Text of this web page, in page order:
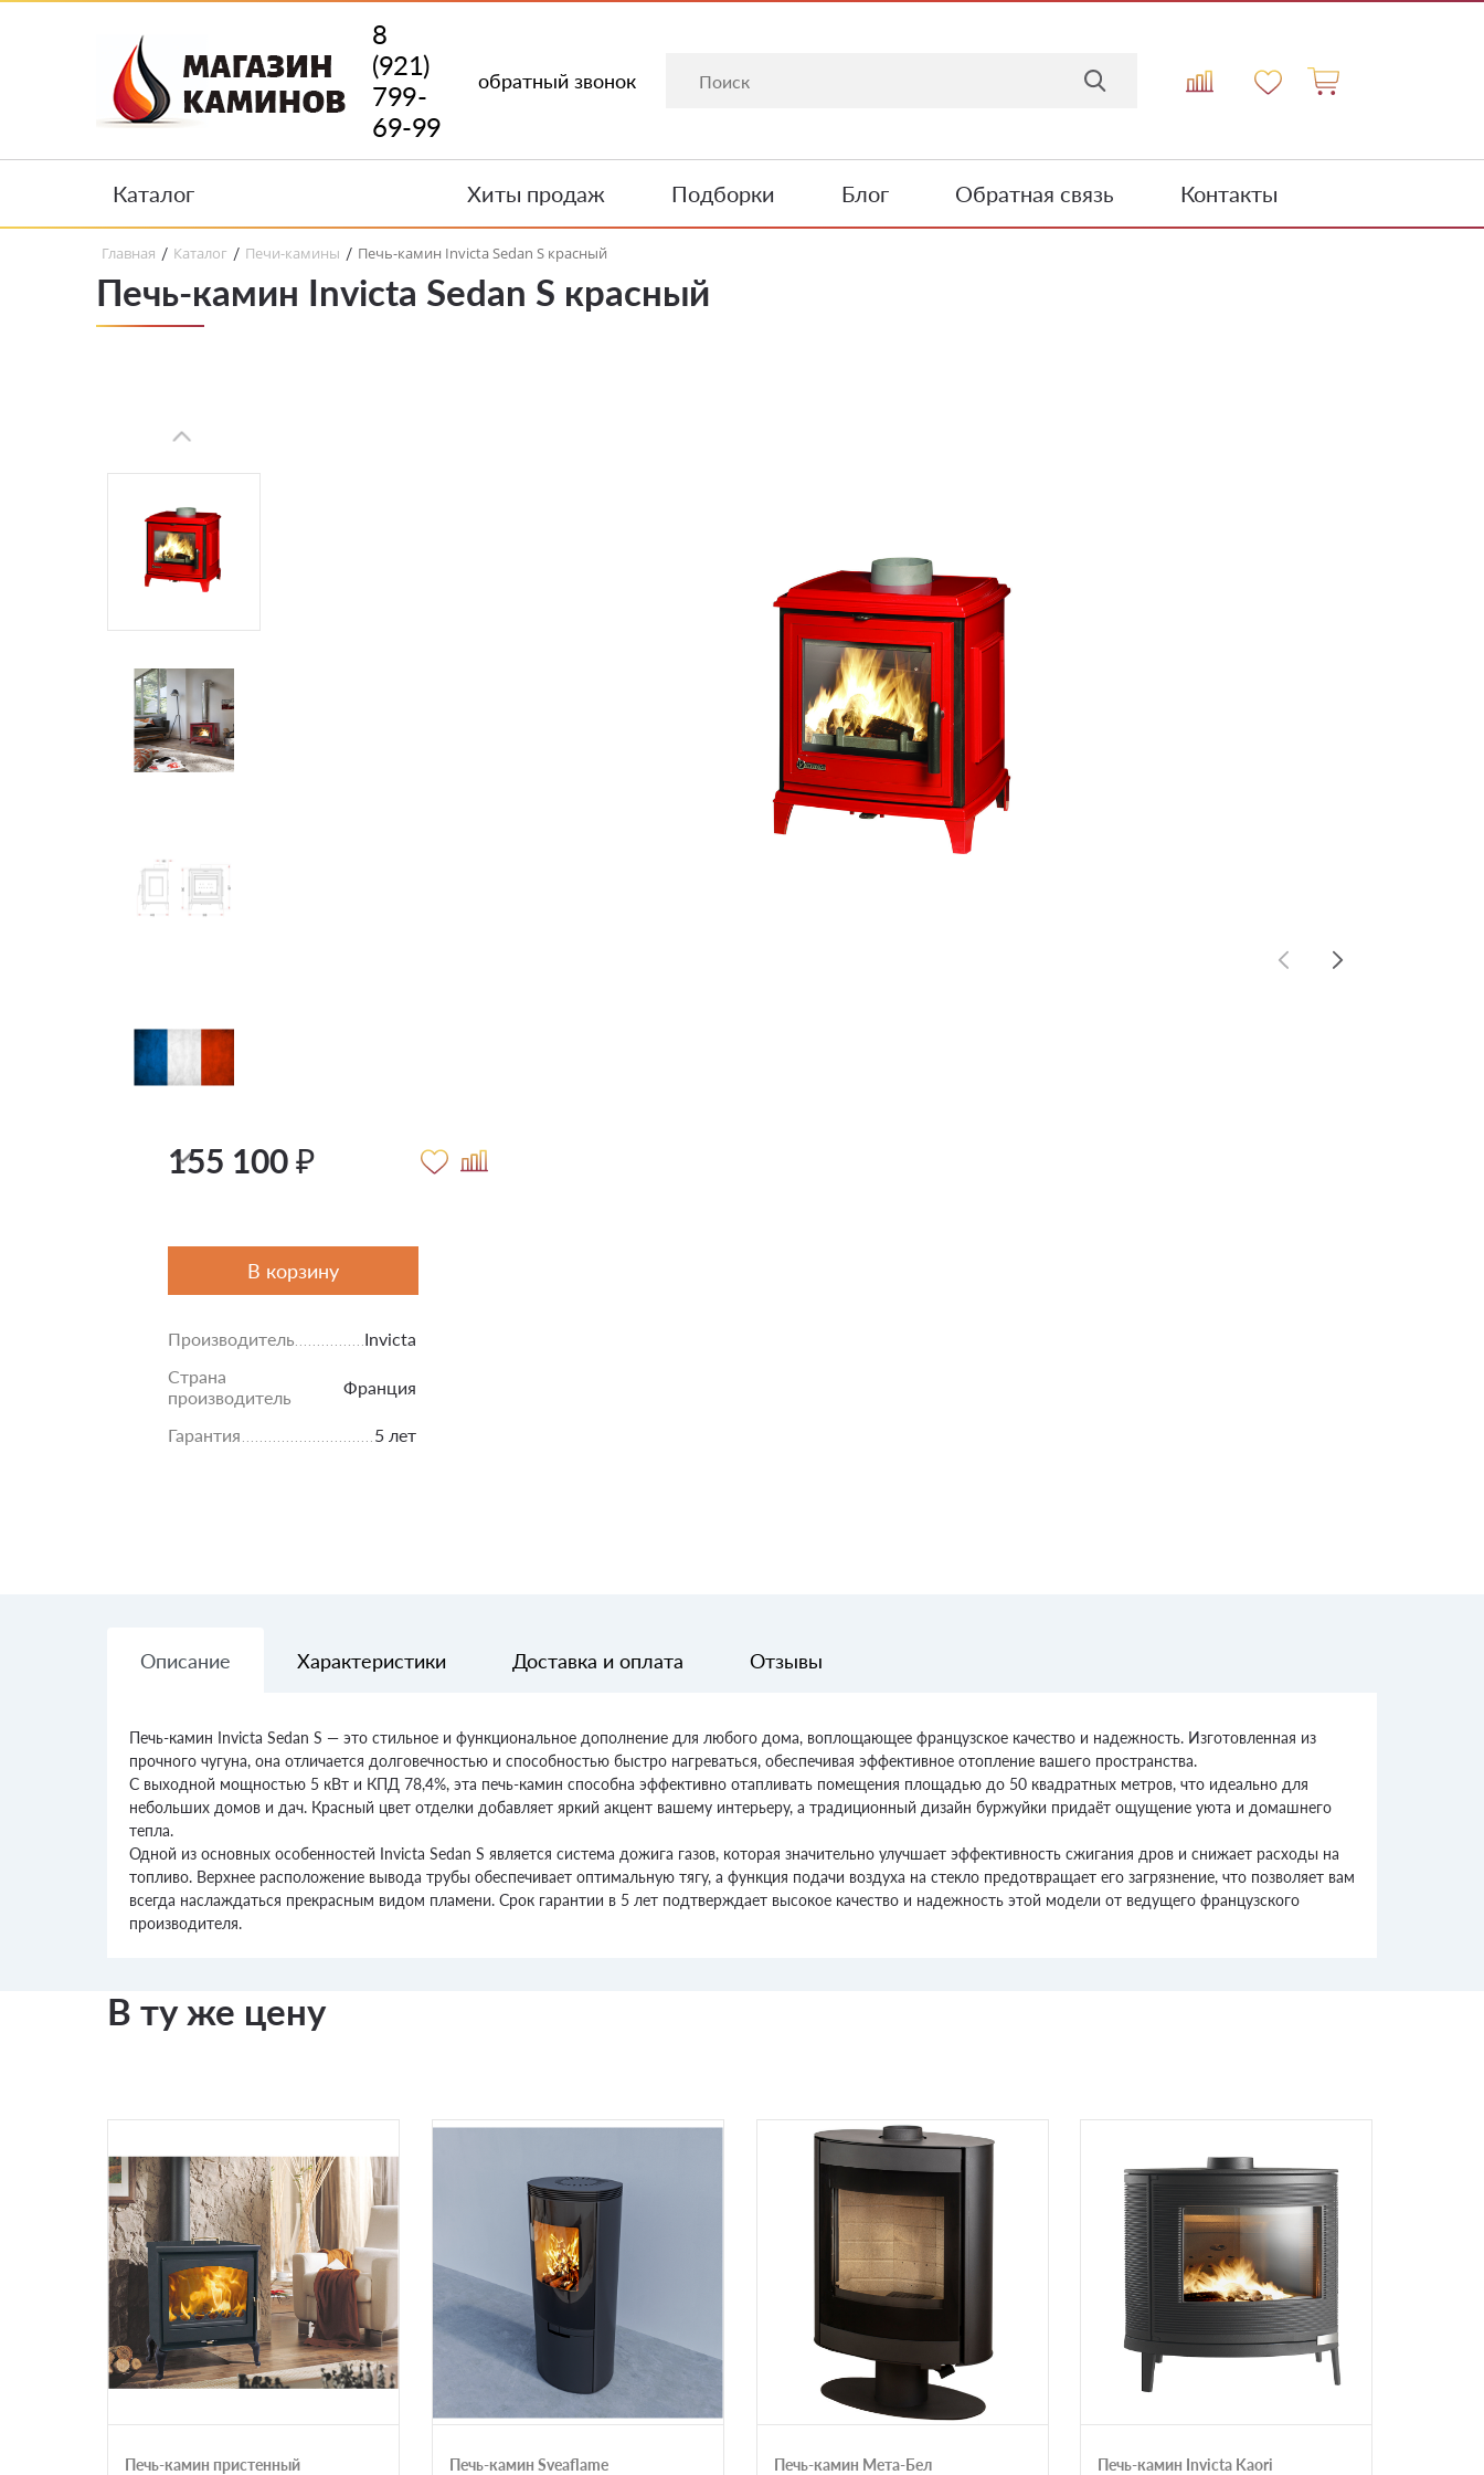
8
(921)
799-
69-99
обратный звонок
Каталог Хиты продаж Подборки Блог Обратная связь Контакты
Главная / Каталог / Печи-камины / Печь-камин Invicta Sedan S красный
Печь-камин Invicta Sedan S красный
155 100 ₽
В корзину
Производитель
Invicta
Страна
производитель
Франция
Гарантия 5 лет
Описание Характеристики Доставка и оплата Отзывы
Печь-камин Invicta Sedan S — это стильное и функциональное дополнение для любого дома, воплощающее французское качество и надежность. Изготовленная из
прочного чугуна, она отличается долговечностью и способностью быстро нагреваться, обеспечивая эффективное отопление вашего пространства.
С выходной мощностью 5 кВт и КПД 78,4%, эта печь-камин способна эффективно отапливать помещения площадью до 50 квадратных метров, что идеально для
небольших домов и дач. Красный цвет отделки добавляет яркий акцент вашему интерьеру, а традиционный дизайн буржуйки придаёт ощущение уюта и домашнего
тепла.
Одной из основных особенностей Invicta Sedan S является система дожига газов, которая значительно улучшает эффективность сжигания дров и снижает расходы на
топливо. Верхнее расположение вывода трубы обеспечивает оптимальную тягу, а функция подачи воздуха на стекло предотвращает его загрязнение, что позволяет вам
всегда наслаждаться прекрасным видом пламени. Срок гарантии в 5 лет подтверждает высокое качество и надежность этой модели от ведущего французского
производителя.
В ту же цену
Печь-камин пристенный
Печь-камин Sveaflame
Печь-камин Мета-Бел
Печь-камин Invicta Kaori